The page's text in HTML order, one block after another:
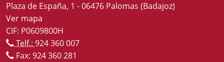
Plaza de España, 1 - 06476 Palomas (Badajoz)
Ver mapa
CIF: P0609800H
Telf.: 924 360 007
Fax: 924 360 281